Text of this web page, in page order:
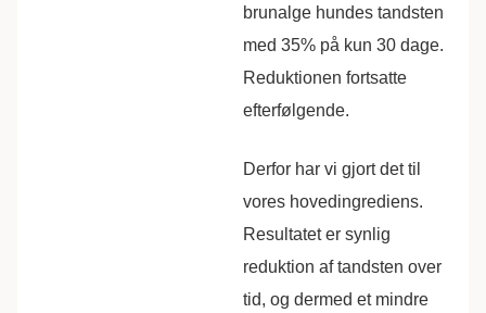
brunalge hundes tandsten
med 35% på kun 30 dage.
Reduktionen fortsatte
efterfølgende.
Derfor har vi gjort det til
vores hovedingrediens.
Resultatet er synlig
reduktion af tandsten over
tid, og dermed et mindre